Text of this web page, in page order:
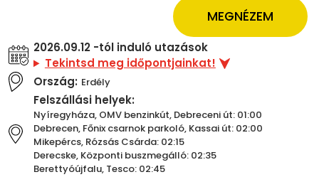
MEGNÉZEM
2026.09.12 -tól induló utazások
Tekintsd meg időpontjainkat!
Ország: Erdély
Felszállási helyek:
Nyíregyháza, OMV benzinkút, Debreceni út: 01:00
Debrecen, Főnix csarnok parkoló, Kassai út: 02:00
Mikepércs, Rózsás Csárda: 02:15
Derecske, Központi buszmegálló: 02:35
Berettyóújfalu, Tesco: 02:45